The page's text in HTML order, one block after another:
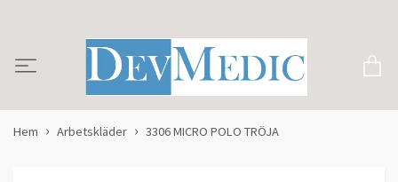
Hem Arbetskläder 3306 MICRO POLO TRÖJA